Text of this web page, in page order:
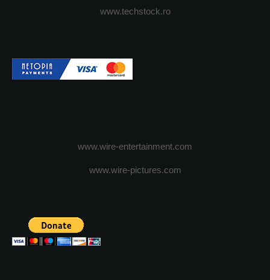
www.techstock.ro
www.wire-entertainment.com
www.wire-pictures.com